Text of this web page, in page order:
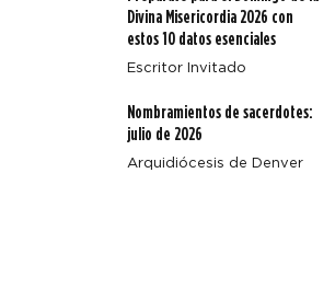
Divina Misericordia 2026 con
estos 10 datos esenciales
Escritor Invitado
Nombramientos de sacerdotes:
julio de 2026
Arquidiócesis de Denver